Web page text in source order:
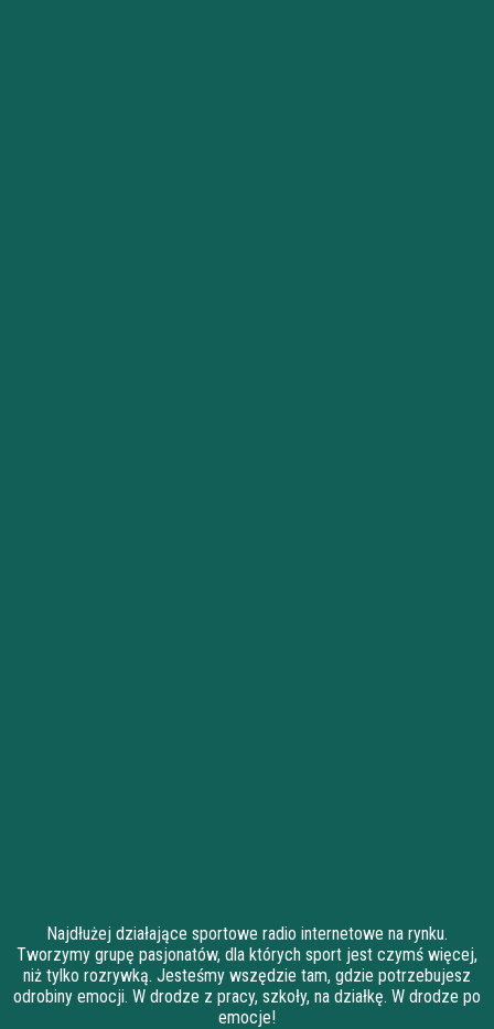
Najdłużej działające sportowe radio internetowe na rynku.
Tworzymy grupę pasjonatów, dla których sport jest czymś więcej,
niż tylko rozrywką. Jesteśmy wszędzie tam, gdzie potrzebujesz
odrobiny emocji. W drodze z pracy, szkoły, na działkę. W drodze po
emocje!